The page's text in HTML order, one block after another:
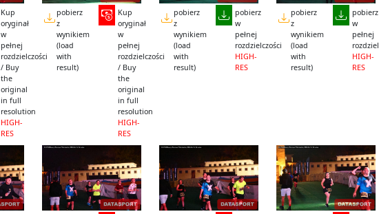
Kup
oryginał
w
pełnej
rozdzielczości
/ Buy
the
original
in full
resolution
HIGH-
RES
pobierz
z
wynikiem
(load
with
result)
Kup
oryginał
w
pełnej
rozdzielczości
/ Buy
the
original
in full
resolution
HIGH-
RES
pobierz
z
wynikiem
(load
with
result)
pobierz
w
pełnej
rozdzielczości
HIGH-
RES
pobierz
z
wynikiem
(load
with
result)
pobierz
w
pełnej
HIGH-
RES